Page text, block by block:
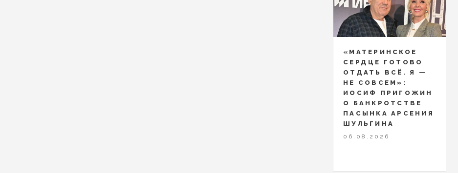
«МАТЕРИНСКОЕ
СЕРДЦЕ ГОТОВО
ОТДАТЬ ВСЁ. Я —
НЕ СОВСЕМ»:
ИОСИФ ПРИГОЖИН
О БАНКРОТСТВЕ
ПАСЫНКА АРСЕНИЯ
ШУЛЬГИНА
06.08.2026